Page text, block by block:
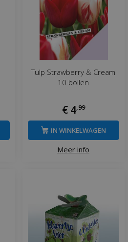
Tulp Strawberry & Cream
10 bollen
€ 4 99
Meer info
IN WINKELWAGEN